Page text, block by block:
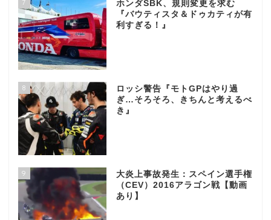
7
ホンダSBK、規則変更を求む
『バウティスタ＆ドゥカティが有
利すぎる！』
8
ロッシ警告『モトGPはやり過
ぎ…そろそろ、きちんと考えるべ
き』
9
大炎上事故発生：スペイン選手権
（CEV）2016アラゴン戦【動画
あり】